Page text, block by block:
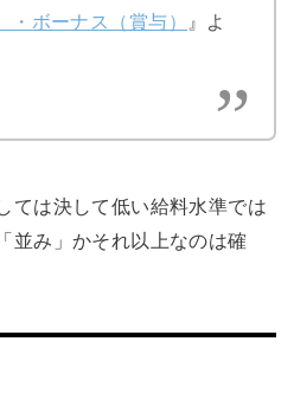
ボーナス（賞与）
』よ
ては決して低い給料水準では
並み」かそれ以上なのは確